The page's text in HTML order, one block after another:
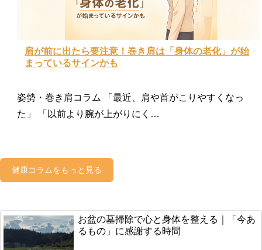
肩が前に出たら要注意！巻き肩は「身体の老化」が始
まっているサインかも
姿勢・巻き肩コラム 「最近、肩や首がこりやすくなっ
た」 「以前より腕が上がりにく…
健康コラムをもっと見る
お盆の墓掃除で心と身体を整える｜「今あ
るもの」に感謝する時間